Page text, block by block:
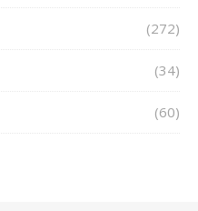
(272)
(34)
(60)